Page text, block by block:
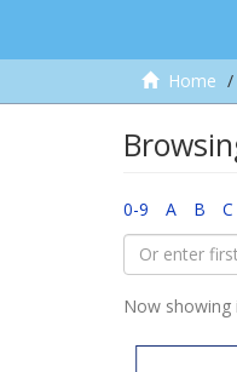
Home
0-9 A B C
Now showing